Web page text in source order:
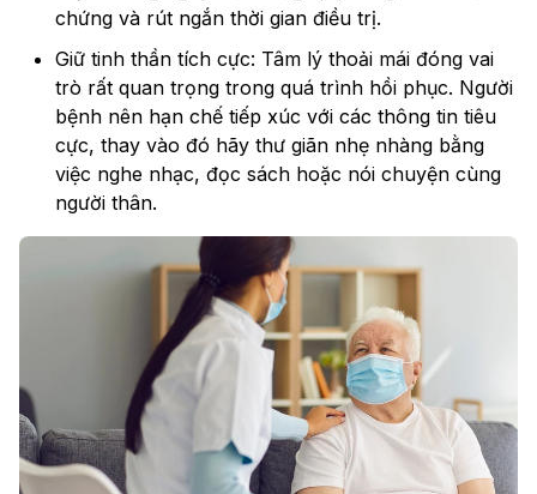
chứng và rút ngắn thời gian điều trị.
Giữ tinh thần tích cực: Tâm lý thoải mái đóng vai
trò rất quan trọng trong quá trình hồi phục. Người
bệnh nên hạn chế tiếp xúc với các thông tin tiêu
cực, thay vào đó hãy thư giãn nhẹ nhàng bằng
việc nghe nhạc, đọc sách hoặc nói chuyện cùng
người thân.